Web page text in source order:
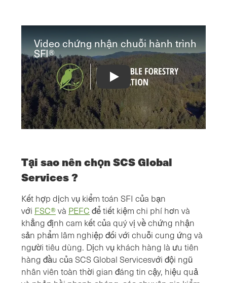
Video chứng nhận chuỗi hành trình
SFI®
SFI® Chain of Custody Certification
Tại sao nên chọn SCS Global
Services ?
Kết hợp dịch vụ kiểm toán SFI của bạn
với FSC® và PEFC để tiết kiệm chi phí hơn và
khẳng định cam kết của quý vị về chứng nhận
sản phẩm lâm nghiệp đối với chuỗi cung ứng và
người tiêu dùng. Dịch vụ khách hàng là ưu tiên
hàng đầu của SCS Global Servicesvới đội ngũ
nhân viên toàn thời gian đáng tin cậy, hiệu quả